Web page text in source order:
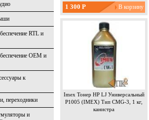
RTL и
OEM и
к
переходники
и
1 300 Р
Imex Тонер HP LJ Универсальный
P1005 (IMEX) Тип CMG-3, 1 кг,
канистра